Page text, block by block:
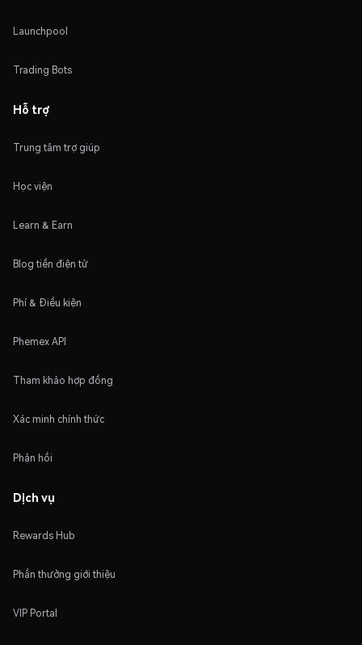
Launchpool
Trading Bots
Hỗ trợ
Trung tâm trợ giúp
Học viện
Learn & Earn
Blog tiền điện tử
Phí & Điều kiện
Phemex API
Tham khảo hợp đồng
Xác minh chính thức
Phản hồi
Dịch vụ
Rewards Hub
Phần thưởng giới thiệu
VIP Portal